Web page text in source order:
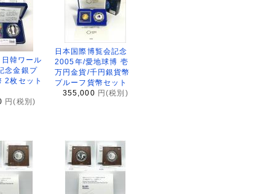
韓ワール
念金銀プ
2枚セット
円(税別)
日本国際博覧会記念
2005年/愛地球博 壱
万円金貨/千円銀貨幣
プルーフ貨幣セット
355,000 円(税別)